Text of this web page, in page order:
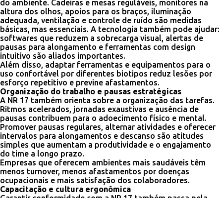
do ambiente. Cadeiras e mesas reguláveis, monitores na
altura dos olhos, apoios para os braços, iluminação
adequada, ventilação e controle de ruído são medidas
básicas, mas essenciais. A tecnologia também pode ajudar:
softwares que reduzem a sobrecarga visual, alertas de
pausas para alongamento e ferramentas com design
intuitivo são aliados importantes.
Além disso, adaptar ferramentas e equipamentos para o
uso confortável por diferentes biotipos reduz lesões por
esforço repetitivo e previne afastamentos.
Organização do trabalho e pausas estratégicas
A NR 17 também orienta sobre a organização das tarefas.
Ritmos acelerados, jornadas exaustivas e ausência de
pausas contribuem para o adoecimento físico e mental.
Promover pausas regulares, alternar atividades e oferecer
intervalos para alongamentos e descanso são atitudes
simples que aumentam a produtividade e o engajamento
do time a longo prazo.
Empresas que oferecem ambientes mais saudáveis têm
menos turnover, menos afastamentos por doenças
ocupacionais e mais satisfação dos colaboradores.
Capacitação e cultura ergonômica